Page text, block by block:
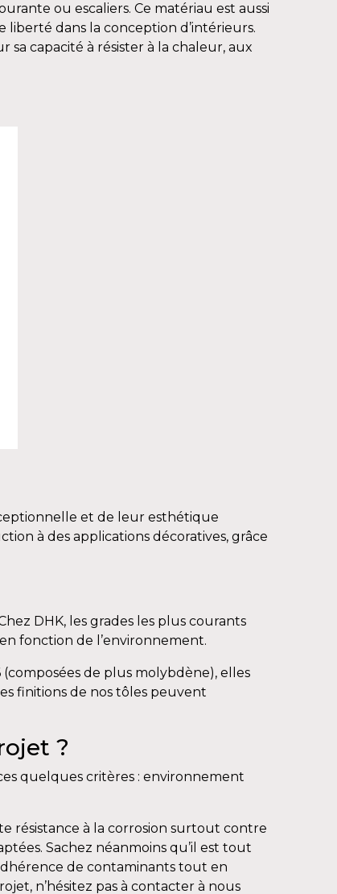
ou escaliers. Ce matériau est aussi
dans la conception d’intérieurs.
sa capacité à résister à la chaleur, aux
et de leur esthétique
à des applications décoratives, grâce
DHK, les grades les plus courants
fonction de l’environnement.
de plus molybdène), elles
finitions de nos tôles peuvent
?
quelques critères : environnement
résistance à la corrosion surtout contre
Sachez néanmoins qu’il est tout
de contaminants tout en
n’hésitez pas à contacter à nous